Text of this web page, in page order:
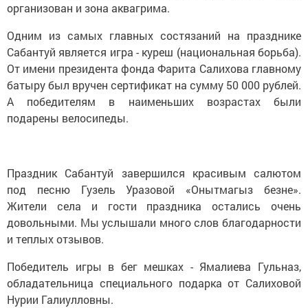
организован и зона аквагрима.
Одним из самых главных состязаний на празднике
Сабантуй является игра - куреш (национальная борьба).
От имени президента фонда Фарита Салихова главному
батыру был вручен сертификат на сумму 50 000 рублей.
А победителям в наименьших возрастах были
подарены велосипеды.
Праздник Сабантуй завершился красивым салютом
под песню Гузель Уразовой «Онытмагыз безне».
Жители села и гости праздника остались очень
довольными. Мы услышали много слов благодарности
и теплых отзывов.
Победитель игры в бег мешках - Ямалиева Гульназ,
обладательница специального подарка от Салиховой
Нурии Галиулловны.